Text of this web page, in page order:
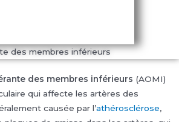
des membres inférieurs
des membres inférieurs (AOMI)
qui affecte les artères des
causée par l’athérosclérose,